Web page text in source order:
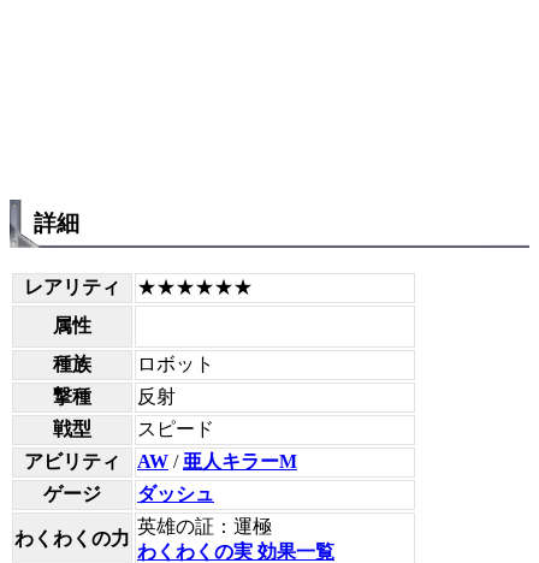
詳細
レアリティ
★★★★★★
属性
種族
ロボット
撃種
反射
戦型
スピード
アビリティ
AW / 亜人キラーM
ゲージ
ダッシュ
わくわくの力
英雄の証：運極
わくわくの実 効果一覧